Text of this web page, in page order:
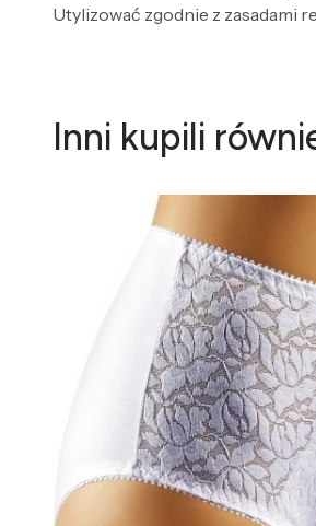
Utylizować zgodnie z zasadami
Inni kupili